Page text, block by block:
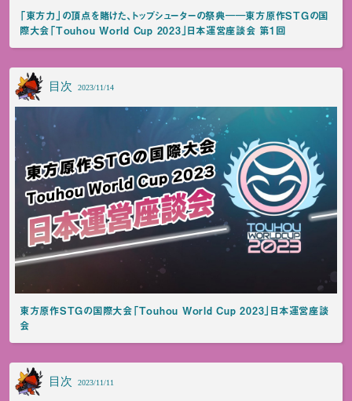
「東方力」の頂点を賭けた、トップシューターの祭典――東方原作STGの国
際大会「Touhou World Cup 2023」日本運営座談会 第1回
目次 2023/11/14
東方原作STGの国際大会「Touhou World Cup 2023」日本運営座談
会
目次 2023/11/11